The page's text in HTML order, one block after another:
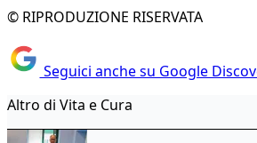
© RIPRODUZIONE RISERVATA
Seguici anche su Google
Altro di Vita e Cura